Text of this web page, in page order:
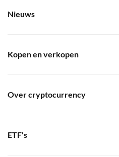
Nieuws
Kopen en verkopen
Over cryptocurrency
ETF's